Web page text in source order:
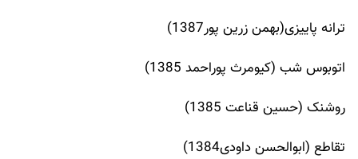
ترانه پاییزی(بهمن زرین پور1387)
اتوبوس شب (کیومرث پوراحمد 1385)
روشنک (حسین قناعت 1385)
تقاطع (ابوالحسن داودی1384)